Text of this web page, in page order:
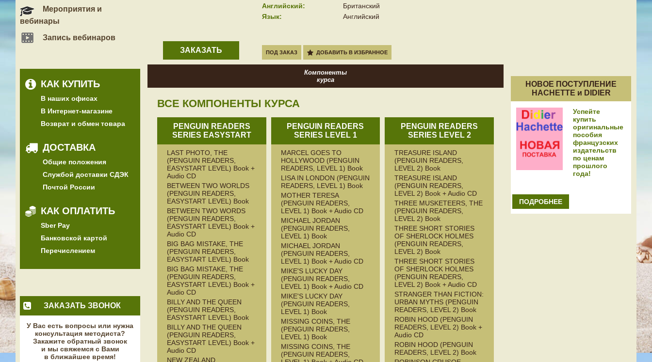
Мероприятия и
вебинары
Запись вебинаров
КАК КУПИТЬ
В наших офисах
В Интернет-магазине
Возврат и обмен товара
ДОСТАВКА
Общие положения
Службой доставки СДЭК
Почтой России
КАК ОПЛАТИТЬ
Sber Pay
Банковской картой
Перечислением
ЗАКАЗАТЬ ЗВОНОК
У Вас есть вопросы или нужна
консультация методиста?
Закажите обратный звонок
и мы свяжемся с Вами
в ближайшее время!
Английский:
Британский
Язык:
Английский
ЗАКАЗАТЬ ПОД ЗАКАЗ ДОБАВИТЬ В ИЗБРАННОЕ
Компоненты
курса
ВСЕ КОМПОНЕНТЫ КУРСА
PENGUIN READERS
SERIES EASYSTART
LAST PHOTO, THE
(PENGUIN READERS,
EASYSTART LEVEL) Book +
Audio CD
BETWEEN TWO WORLDS
(PENGUIN READERS,
EASYSTART LEVEL) Book
BETWEEN TWO WORDS
(PENGUIN READERS,
EASYSTART LEVEL) Book +
Audio CD
BIG BAG MISTAKE, THE
(PENGUIN READERS,
EASYSTART LEVEL) Book
BIG BAG MISTAKE, THE
(PENGUIN READERS,
EASYSTART LEVEL) Book +
Audio CD
BILLY AND THE QUEEN
(PENGUIN READERS,
EASYSTART LEVEL) Book
BILLY AND THE QUEEN
(PENGUIN READERS,
EASYSTART LEVEL) Book +
Audio CD
NEW ZEALAND
PENGUIN READERS
SERIES LEVEL 1
MARCEL GOES TO
HOLLYWOOD (PENGUIN
READERS, LEVEL 1) Book
LISA IN LONDON (PENGUIN
READERS, LEVEL 1) Book
MOTHER TERESA
(PENGUIN READERS,
LEVEL 1) Book + Audio CD
MICHAEL JORDAN
(PENGUIN READERS,
LEVEL 1) Book
MICHAEL JORDAN
(PENGUIN READERS,
LEVEL 1) Book + Audio CD
MIKE'S LUCKY DAY
(PENGUIN READERS,
LEVEL 1) Book + Audio CD
MIKE'S LUCKY DAY
(PENGUIN READERS,
LEVEL 1) Book
MISSING COINS, THE
(PENGUIN READERS,
LEVEL 1) Book
MISSING COINS, THE
(PENGUIN READERS,
PENGUIN READERS
SERIES LEVEL 2
TREASURE ISLAND
(PENGUIN READERS,
LEVEL 2) Book
TREASURE ISLAND
(PENGUIN READERS,
LEVEL 2) Book + Audio CD
THREE MUSKETEERS, THE
(PENGUIN READERS,
LEVEL 2) Book
THREE SHORT STORIES
OF SHERLOCK HOLMES
(PENGUIN READERS,
LEVEL 2) Book
THREE SHORT STORIES
OF SHERLOCK HOLMES
(PENGUIN READERS,
LEVEL 2) Book + Audio CD
STRANGER THAN FICTION:
URBAN MYTHS (PENGUIN
READERS, LEVEL 2) Book
ROBIN HOOD (PENGUIN
READERS, LEVEL 2) Book +
Audio CD
ROBIN HOOD (PENGUIN
READERS, LEVEL 2) Book
НОВОЕ ПОСТУПЛЕНИЕ
HACHETTE и DIDIER
Успейте
купить
оригинальные
пособия
французских
издательств
по ценам
прошлого
года!
ПОДРОБНЕЕ